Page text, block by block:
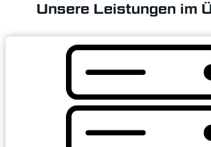
Unsere Leistungen im